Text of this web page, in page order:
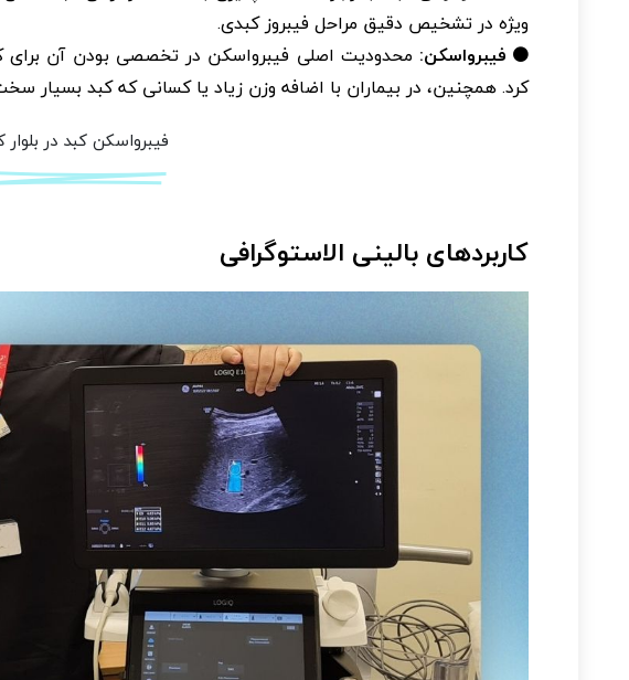
ویژه در تشخیص دقیق مراحل فیبروز کبدی.
فیبرواسکن: محدودیت اصلی فیبرواسکن در تخصصی بودن آن برای
کرد. همچنین، در بیماران با اضافه وزن زیاد یا کسانی که کبد
فیبرواسکن کبد در بلوار
کاربردهای بالینی الاستوگرافی